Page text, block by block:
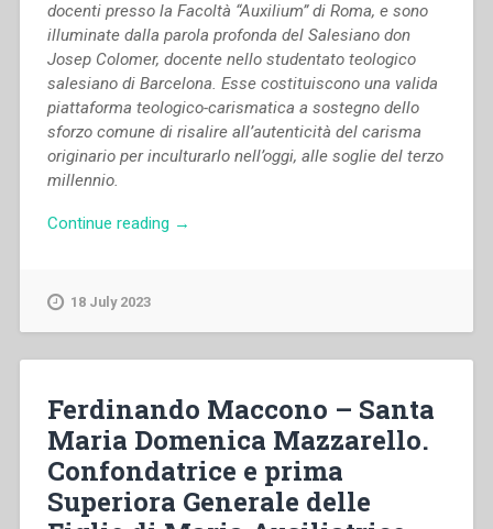
docenti presso la Facoltà “Auxilium” di Roma, e sono
illuminate dalla parola profonda del Salesiano don
Josep Colomer, docente nello studentato teologico
salesiano di Barcelona. Esse costituiscono una valida
piattaforma teologico-carismatica a sostegno dello
sforzo comune di risalire all’autenticità del carisma
originario per inculturarlo nell’oggi, alle soglie del terzo
millennio.
Continue reading “Josep
Mornese
e
a
tutto
il
→
18 July 2023
Ferdinando Maccono – Santa
Maria Domenica Mazzarello.
Confondatrice e prima
Superiora Generale delle